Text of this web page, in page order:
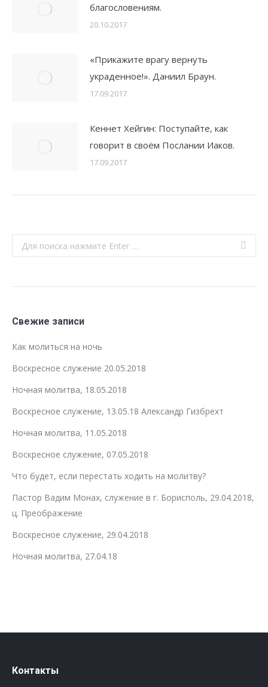
благословениям.
20.10.2017
«Прикажите врагу вернуть
украденное!». Даниил Браун.
17.09.2017
Кеннет Хейгин: Поступайте, как
говорит в своём Послании Иаков.
17.09.2017
Search:
Свежие записи
Как молиться на ночь
Воскресное служение 20.05.2018
Ночная молитва, 18.05.2018
Воскресное служение, 13.05.18 Александр Гизбрехт
Ночная молитва, 11.05.2018
Воскресное служение, 07.05.2018
Что будет, если перестать ходить на молитву?
Пастор Вадим Монах, служение в г. Борисполь, 29.04.2018,
ц. Преображение
Воскресное служение, 29.04.2018
Ночная молитва, 27.04.18
Контакты